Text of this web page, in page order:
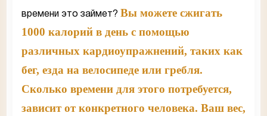
времени это займет? Вы можете сжигать
1000 калорий в день с помощью
различных кардиоупражнений, таких как
бег, езда на велосипеде или гребля.
Сколько времени для этого потребуется,
зависит от конкретного человека. Ваш вес,